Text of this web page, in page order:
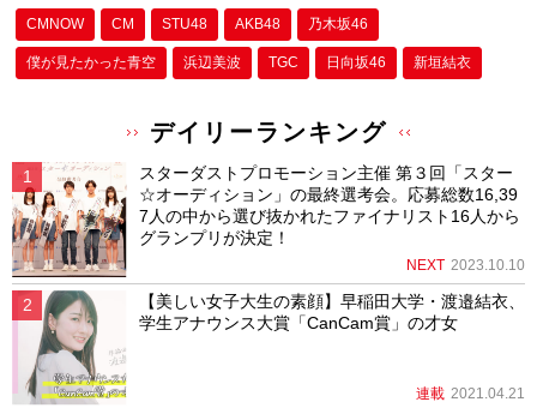
CMNOW CM STU48 AKB48 乃木坂46
僕が⾒たかった⻘空 浜辺美波 TGC 日向坂46 新垣結衣
デイリーランキング
スターダストプロモーション主催 第３回「スター
☆オーディション」の最終選考会。応募総数16,39
7人の中から選び抜かれたファイナリスト16人から
グランプリが決定！
NEXT 2023.10.10
【美しい女子大生の素顔】早稲田大学・渡邉結衣、
学生アナウンス大賞「CanCam賞」の才女
連載 2021.04.21